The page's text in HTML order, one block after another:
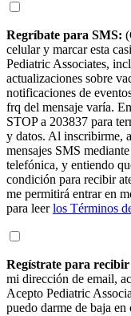
Regríbate para SMS:
celular y marcar esta
Pediatric Associates,
actualizaciones sobre
notificaciones de
frq del mensaje varía.
STOP a 203837 para
y datos. Al inscribirme,
mensajes SMS
telefónica, y entiendo
condición para recibir
me permitirá entrar en
para leerlos Términos
Regístrate para recibir
mi dirección de email,
Acepto Pediatric
puedo darme de baja